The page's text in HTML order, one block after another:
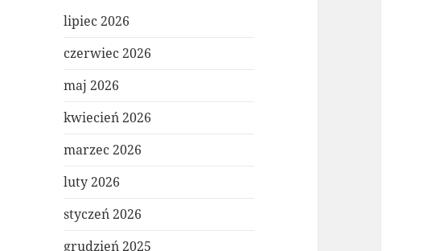
lipiec 2026
czerwiec 2026
maj 2026
kwiecień 2026
marzec 2026
luty 2026
styczeń 2026
grudzień 2025